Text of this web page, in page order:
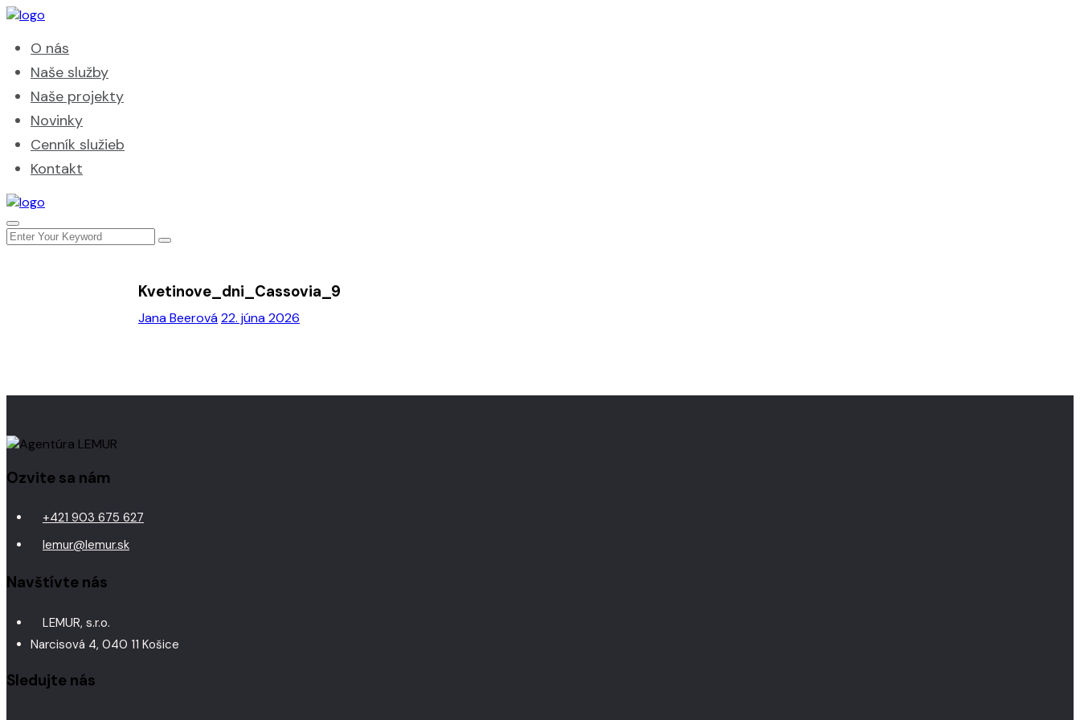
O nás
Naše služby
Naše projekty
Novinky
Cenník služieb
Kontakt
Jana Beerová22. júna 2026
Kvetinove_dni_Cassovia_9
Ozvite sa nám
+421 903 675 627
lemur@lemur.sk
Navštívte nás
LEMUR, s.r.o.
Narcisová 4, 040 11 Košice
Sledujte nás